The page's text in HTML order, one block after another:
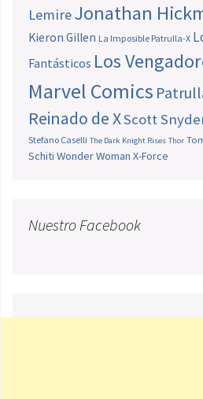
LemireJonathan
Kieron Gillen La Imposible Patrulla-X
Fantásticos Los
Marvel Comics
Reinado de XScott
Stefano Caselli The Dark Knight Rises Thor
Schiti Wonder Woman X-Force
Nuestro Facebook